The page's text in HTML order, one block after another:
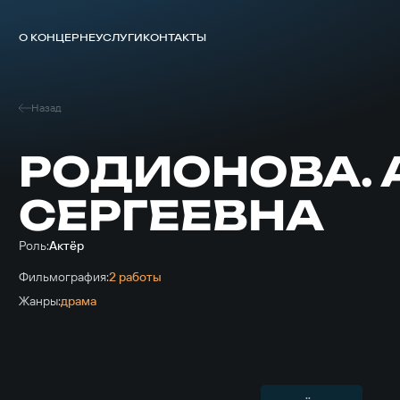
О КОНЦЕРНЕУСЛУГИКОНТАКТЫ
Назад
РОДИОНОВА.
СЕРГЕЕВНА
Роль:Актёр
Фильмография:2 работы
Жанры:драма